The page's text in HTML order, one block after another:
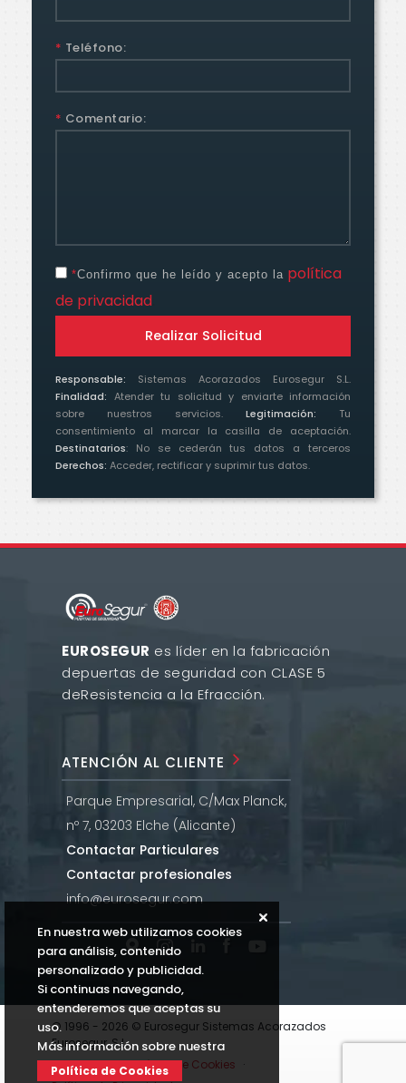
En nuestra web utilizamos cookies
para análisis, contenido
personalizado y publicidad.
Si continuas navegando,
entenderemos que aceptas su
uso.
Más información sobre nuestra
Política de Cookies
* Teléfono:
* Comentario:
*Confirmo que he leído y acepto la política
de privacidad
Realizar Solicitud
Responsable: Sistemas Acorazados Eurosegur S.L.
Finalidad: Atender tu solicitud y enviarte información
sobre nuestros servicios. Legitimación: Tu
consentimiento al marcar la casilla de aceptación.
Destinatarios: No se cederán tus datos a terceros
Derechos: Acceder, rectificar y suprimir tus datos.
EUROSEGUR es líder en la fabricación
depuertas de seguridad con CLASE 5
deResistencia a la Efracción.
ATENCIÓN AL CLIENTE
Parque Empresarial, C/Max Planck,
nº 7, 03203 Elche (Alicante)
Contactar Particulares
Contactar profesionales
info@eurosegur.com
© 1996 - 2026 © Eurosegur Sistemas Acorazados
Eurosegur, S.L.
Aviso Legal · Política de Cookies ·